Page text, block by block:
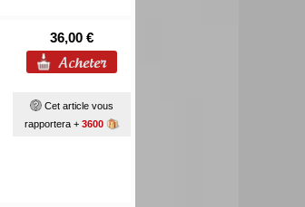
36,00 €
Cet article vous
rapportera + 3600